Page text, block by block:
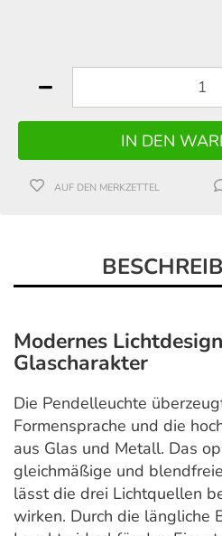
AUF DEN MERKZETTEL
Modernes
Glascharakter
Die Pendelleuchte
Formensprache und die
aus Glas und Metall. Das
gleichmäßige und
lässt die drei Lichtquellen
wirken. Durch die längliche